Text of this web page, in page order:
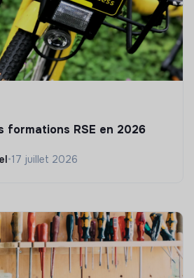
formations RSE en 2026
•17 juillet 2026